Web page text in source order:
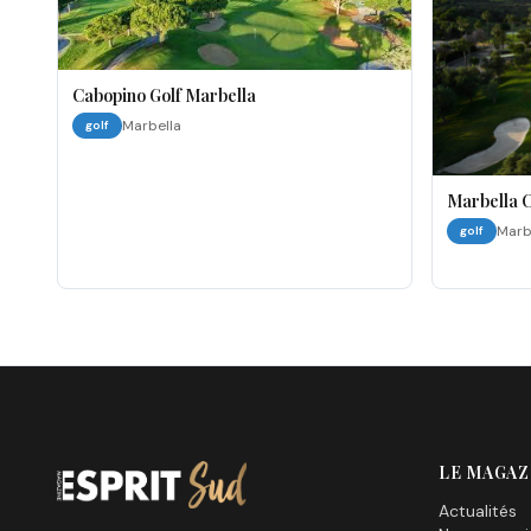
Cabopino Golf Marbella
golf Marbella
Marbella
golf
LE
Actualités